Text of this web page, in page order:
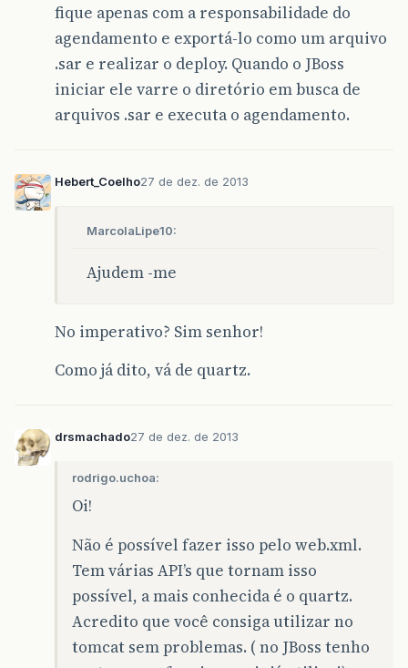
fique apenas com a responsabilidade do
agendamento e exportá-lo como um arquivo
.sar e realizar o deploy. Quando o JBoss
iniciar ele varre o diretório em busca de
arquivos .sar e executa o agendamento.
Hebert_Coelho27 de dez. de 2013
MarcolaLipe10:
Ajudem -me
No imperativo? Sim senhor!
Como já dito, vá de quartz.
drsmachado27 de dez. de 2013
rodrigo.uchoa:
Oi!
Não é possível fazer isso pelo web.xml.
Tem várias API’s que tornam isso
possível, a mais conhecida é o quartz.
Acredito que você consiga utilizar no
tomcat sem problemas. ( no JBoss tenho